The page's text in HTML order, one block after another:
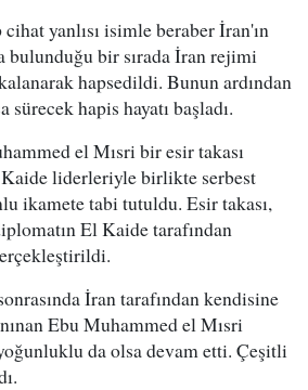
yanlısı isimle beraber İran'ın
bulunduğu bir sırada İran rejimi
hapsedildi. Bunun ardından
sürecek hapis hayatı başladı.
el Mısri bir esir takası
Kaide liderleriyle birlikte serbest
ikamete tabi tutuldu. Esir takası,
El Kaide tarafından
İran tarafından kendisine
Ebu Muhammed el Mısri
da olsa devam etti. Çeşitli